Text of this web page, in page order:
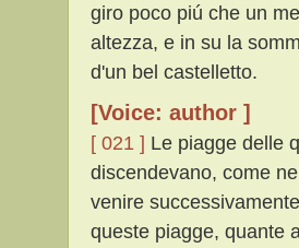
giro poco piú che un
altezza, e in su la
d'un bel castelletto.
[Voice: author ]
[ 021 ] Le piagge delle
discendevano, come
venire
queste piagge, quante